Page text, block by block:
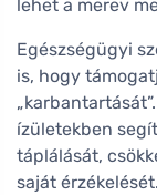
lehet a merev
Egészségügyi
is, hogy
ízületekben
táplálását,
saját